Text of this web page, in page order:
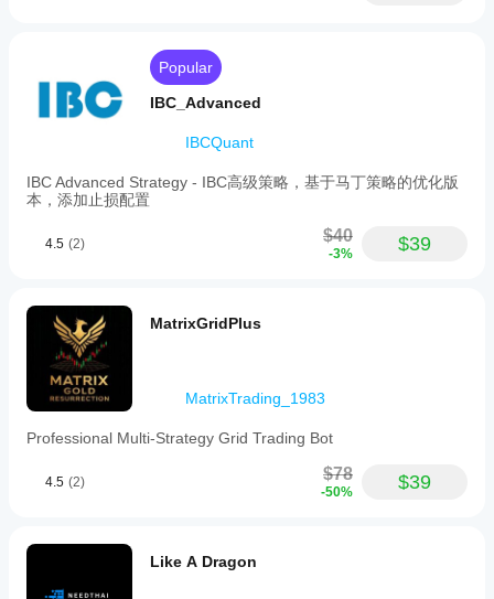
Popular
IBC_Advanced
IBCQuant
IBC Advanced Strategy - IBC高级策略，基于马丁策略的优化版
本，添加止损配置
4.5 (2) $40
-3% $39
MatrixGridPlus
MatrixTrading_1983
Professional Multi-Strategy Grid Trading Bot
4.5 (2) $78
-50% $39
Like A Dragon